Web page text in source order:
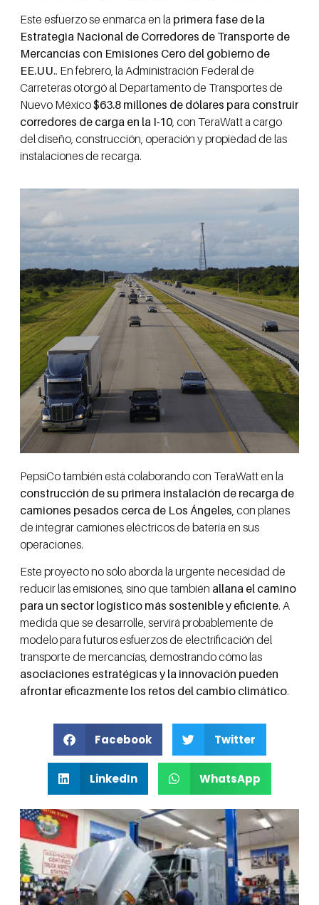
Este esfuerzo se enmarca en la primera fase de la
Estrategia Nacional de Corredores de Transporte de
Mercancías con Emisiones Cero del gobierno de
EE.UU.. En febrero, la Administración Federal de
Carreteras otorgó al Departamento de Transportes de
Nuevo México$63.8 millones de dólares para construir
corredores de carga en la I-10 , con TeraWatt a cargo
del diseño, construcción, operación y propiedad de las
instalaciones de recarga.
PepsiCo también está colaborando con TeraWatt en la
construcción de su primera instalación de recarga de
camiones pesados cerca de Los Ángeles , con planes
de integrar camiones eléctricos de batería en sus
operaciones.
Este proyecto no sólo aborda la urgente necesidad de
reducir las emisiones, sino que también allana el camino
para un sector logístico más sostenible y eficiente. A
medida que se desarrolle, servirá probablemente de
modelo para futuros esfuerzos de electrificación del
transporte de mercancías, demostrando cómo las
asociaciones estratégicas y la innovación pueden
afrontar eficazmente los retos del cambio climático.
Facebook Twitter
LinkedIn WhatsApp